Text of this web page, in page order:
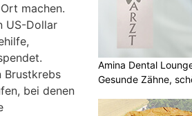
machen.
US-Dollar
Brustkrebs
bei denen
Amina Dental
Gesunde Zähne,